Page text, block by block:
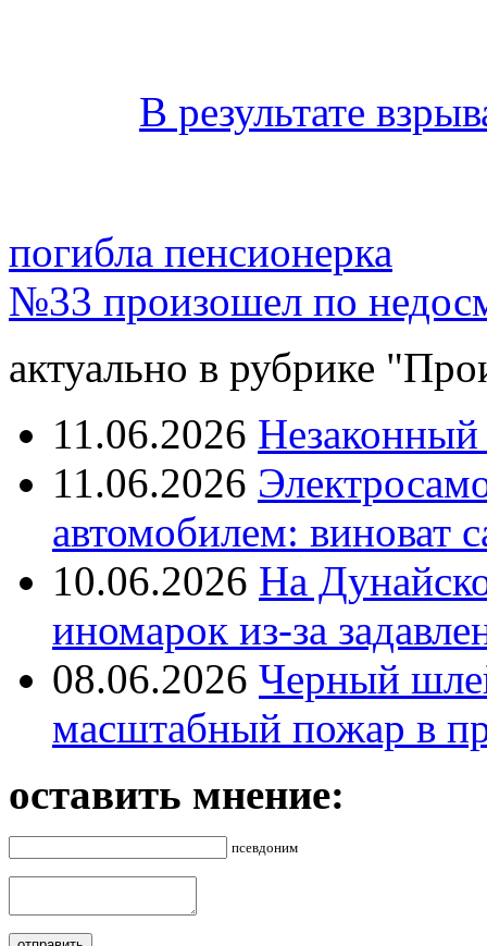
В результате
погибла пенсионерка
№33 произошел по
актуально в рубрике
11.06.2026
11.06.2026
автомобилем: виноват
10.06.2026 На
иномарок из-за
08.06.2026 Черный
масштабный пожар в
оставить мнение:
псевдоним